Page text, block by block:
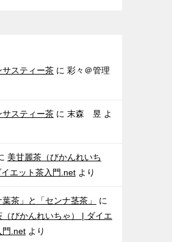
サスティー茶 に 彩々＠管理
サスティー茶 に 末森 昱 よ
美甘麗茶（びかんれいち
エット茶入門.net より
葉茶」と「センナ茎茶」
に
（びかんれいちゃ） | ダイエ
門.net より